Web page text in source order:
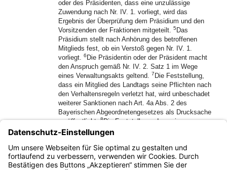
oder des Präsidenten, dass eine unzulässige
Zuwendung nach Nr. IV. 1. vorliegt, wird das
Ergebnis der Überprüfung dem Präsidium und den
Vorsitzenden der Fraktionen mitgeteilt. 5 Das
Präsidium stellt nach Anhörung des betroffenen
Mitglieds fest, ob ein Verstoß gegen Nr. IV. 1.
vorliegt. 6 Die Präsidentin oder der Präsident macht
den Anspruch gemäß Nr. IV. 2. Satz 1 im Wege
eines Verwaltungsakts geltend. 7 Die Feststellung,
dass ein Mitglied des Landtags seine Pflichten nach
den Verhaltensregeln verletzt hat, wird unbeschadet
weiterer Sanktionen nach Art. 4a Abs. 2 des
Bayerischen Abgeordnetengesetzes als Drucksache
veröffentlicht.8Die Feststellung, dass eine
Verletzung nicht vorliegt, wird auf Wunsch des
Mitglieds des Landtags veröffentlicht.
entsprechend.